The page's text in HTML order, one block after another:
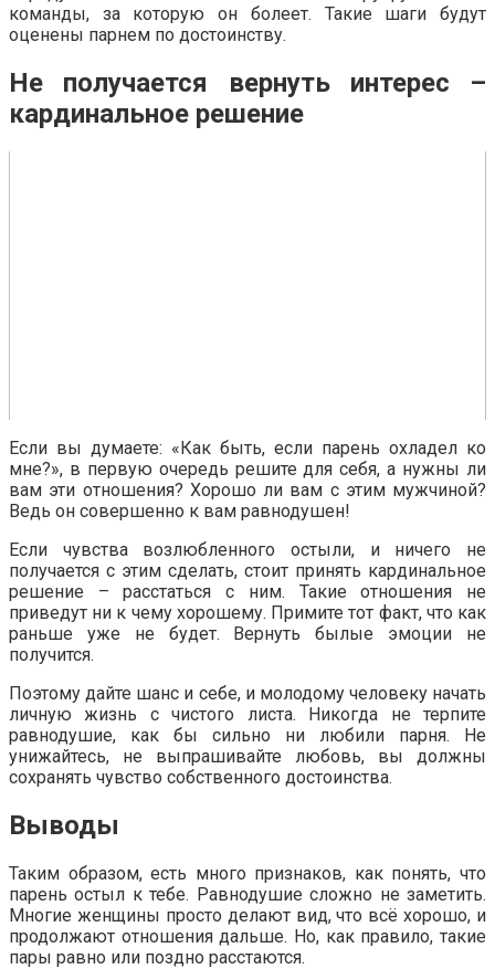
команды, за которую он болеет. Такие шаги будут
оценены парнем по достоинству.
Не получается вернуть интерес –
кардинальное решение
Если вы думаете: «Как быть, если парень охладел ко
мне?», в первую очередь решите для себя, а нужны ли
вам эти отношения? Хорошо ли вам с этим мужчиной?
Ведь он совершенно к вам равнодушен!
Если чувства возлюбленного остыли, и ничего не
получается с этим сделать, стоит принять кардинальное
решение – расстаться с ним. Такие отношения не
приведут ни к чему хорошему. Примите тот факт, что как
раньше уже не будет. Вернуть былые эмоции не
получится.
Поэтому дайте шанс и себе, и молодому человеку начать
личную жизнь с чистого листа. Никогда не терпите
равнодушие, как бы сильно ни любили парня. Не
унижайтесь, не выпрашивайте любовь, вы должны
сохранять чувство собственного достоинства.
Выводы
Таким образом, есть много признаков, как понять, что
парень остыл к тебе. Равнодушие сложно не заметить.
Многие женщины просто делают вид, что всё хорошо, и
продолжают отношения дальше. Но, как правило, такие
пары равно или поздно расстаются.